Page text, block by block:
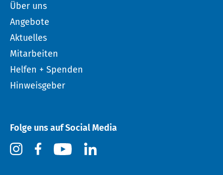
Über uns
Angebote
Aktuelles
Mitarbeiten
Helfen + Spenden
Hinweisgeber
Folge uns auf Social Media